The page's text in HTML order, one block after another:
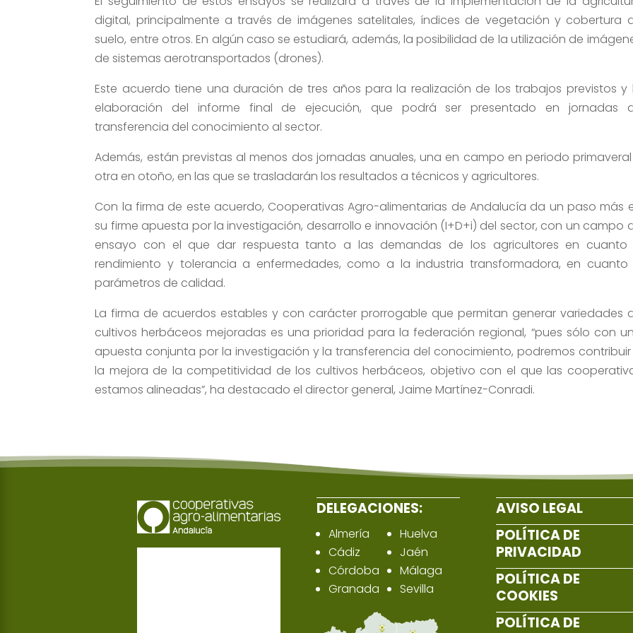
digital, principalmente a través de imágenes satelitales, índices de vegetación y cobertura
suelo, entre otros. En algún caso se estudiará, además, la posibilidad de la utilización de
de sistemas aerotransportados (drones).
Este acuerdo tiene una duración de tres años para la realización de los trabajos previstos y
elaboración del informe final de ejecución, que podrá ser presentado en jornadas
transferencia del conocimiento al sector.
Además, están previstas al menos dos jornadas anuales, una en campo en periodo
otra en otoño, en las que se trasladarán los resultados a técnicos y agricultores.
Con la firma de este acuerdo, Cooperativas Agro-alimentarias de Andalucía da un paso más
su firme apuesta por la investigación, desarrollo e innovación (I+D+i) del sector, con un campo
ensayo con el que dar respuesta tanto a las demandas de los agricultores en cuanto
rendimiento y tolerancia a enfermedades, como a la industria transformadora, en cuanto
parámetros de calidad.
La firma de acuerdos estables y con carácter prorrogable que permitan generar variedades
cultivos herbáceos mejoradas es una prioridad para la federación regional, “pues sólo con
apuesta conjunta por la investigación y la transferencia del conocimiento, podremos
la mejora de la competitividad de los cultivos herbáceos, objetivo con el que las
estamos alineadas”, ha destacado el director general, Jaime Martínez-Conradi.
DELEGACIONES:
Almería
Cádiz
Córdoba
Granada
Huelva
Jaén
Málaga
Sevilla
AVISO LEGAL
POLÍTICA DE
PRIVACIDAD
POLÍTICA DE
COOKIES
POLÍTICA DE